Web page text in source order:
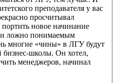
преподавателя у вас
просчитывал
новое начинание
ложно понимаемым
многие «чины» в ЛГУ будут
бизнес-школы. Он хотел,
менеджеров, начинал